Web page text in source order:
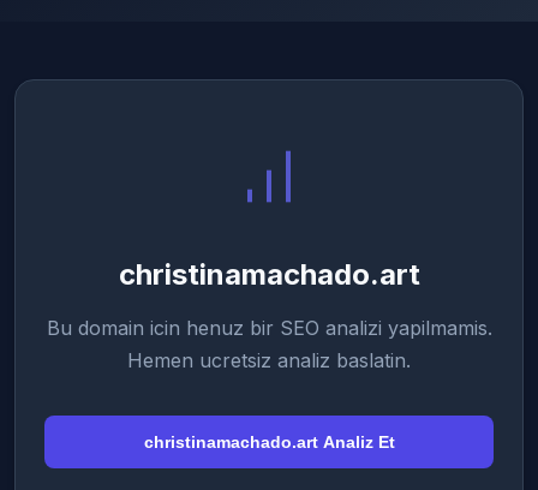
christinamachado.art
Bu domain icin henuz bir SEO analizi yapilmamis.
Hemen ucretsiz analiz baslatin.
christinamachado.art Analiz Et